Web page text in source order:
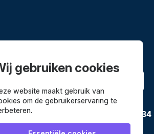
overeenkomst ontbinden
Bestekenpannen.nlbijWebwinkel
3634
reviews.
gebruiken cookies
website maakt gebruik van
om de gebruikerservaring te